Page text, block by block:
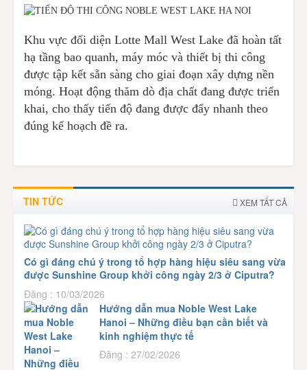
Khu vực đối diện Lotte Mall West Lake đã hoàn tất
hạ tầng bao quanh, máy móc và thiết bị thi công
được tập kết sẵn sàng cho giai đoạn xây dựng nền
móng. Hoạt động thăm dò địa chất đang được triển
khai, cho thấy tiến độ đang được đẩy nhanh theo
đúng kế hoạch đề ra.
TIN TỨC XEM TẤT CẢ
Có gì đáng chú ý trong tổ hợp hàng hiệu siêu sang vừa
được Sunshine Group khởi công ngày 2/3 ở Ciputra?
Đăng : 10/03/2026
Hướng dẫn mua Noble West Lake
Hanoi – Những điều bạn cần biết và
kinh nghiệm thực tế
Đăng : 27/02/2026